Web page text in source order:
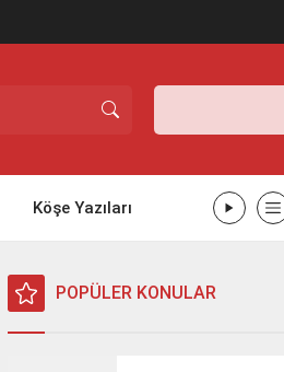
Köşe Yazıları
POPÜLER KONULAR